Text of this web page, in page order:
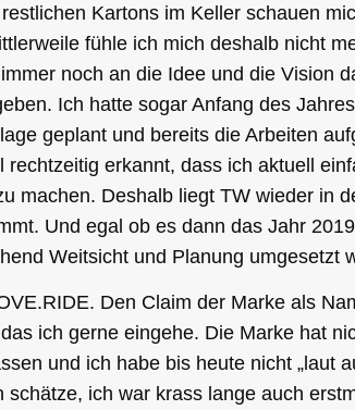
Kartons im Keller schauen
fühle ich mich deshalb nicht
noch an die Idee und die Vision
Ich hatte sogar Anfang des
geplant und bereits die Arbeiten
rechtzeitig erkannt, dass ich aktuell
machen. Deshalb liegt TW wieder in
Und egal ob es dann das Jahr
Weitsicht und Planung umgesetzt
Den Claim der Marke als
ich gerne eingehe. Die Marke hat
und ich habe bis heute nicht „laut
schätze, ich war krass lange auch